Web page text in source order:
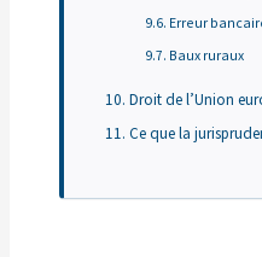
Erreur
Baux ruraux
Droit de l’Union
Ce que la